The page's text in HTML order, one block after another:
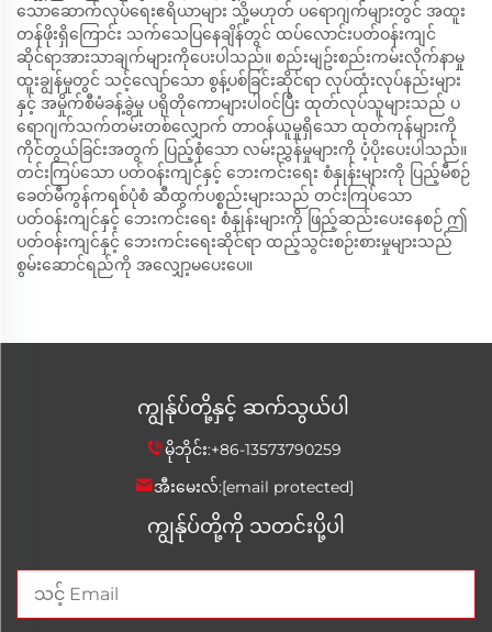
သောဆောက်လုပ်ရေးဧရိယာများ သို့မဟုတ် ပရောဂျက်များတွင် အထူး
တန်ဖိုးရှိကြောင်း သက်သေပြနေချိန်တွင် ထပ်လောင်းပတ်ဝန်းကျင်
ဆိုင်ရာအားသာချက်များကိုပေးပါသည်။ စည်းမျဥ်းစည်းကမ်းလိုက်နာမှု
ထူးချွန်မှုတွင် သင့်လျော်သော စွန့်ပစ်ခြင်းဆိုင်ရာ လုပ်ထုံးလုပ်နည်းများ
နှင့် အမှိုက်စီမံခန့်ခွဲမှု ပရိုတိုကောများပါ၀င်ပြီး ထုတ်လုပ်သူများသည် ပ
ရောဂျက်သက်တမ်းတစ်လျှောက် တာဝန်ယူမှုရှိသော ထုတ်ကုန်များကို
ကိုင်တွယ်ခြင်းအတွက် ပြည့်စုံသော လမ်းညွှန်မှုများကို ပံ့ပိုးပေးပါသည်။
တင်းကြပ်သော ပတ်ဝန်းကျင်နှင့် ဘေးကင်းရေး စံနှုန်းများကို ပြည့်မီစဉ်
ခေတ်မီကွန်ကရစ်ပုံစံ ဆီထွက်ပစ္စည်းများသည် တင်းကြပ်သော
ပတ်ဝန်းကျင်နှင့် ဘေးကင်းရေး စံနှုန်းများကို ဖြည့်ဆည်းပေးနေစဉ် ဤ
ပတ်ဝန်းကျင်နှင့် ဘေးကင်းရေးဆိုင်ရာ ထည့်သွင်းစဉ်းစားမှုများသည်
စွမ်းဆောင်ရည်ကို အလျှော့မပေးပေ။
ကျွန်ုပ်တို့နှင့် ဆက်သွယ်ပါ
မိုဘိုင်း:+86-13573790259
အီးမေးလ်:[email protected]
ကျွန်ုပ်တို့ကို သတင်းပို့ပါ